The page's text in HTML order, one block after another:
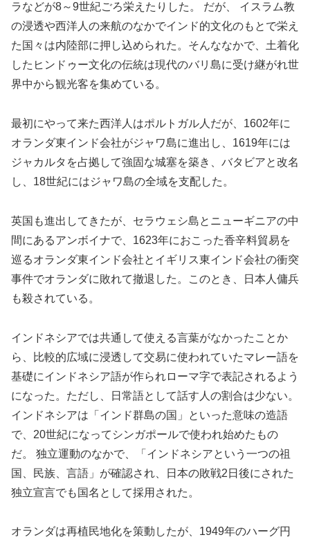
ラなどが8～9世紀ごろ栄えたりした。 だが、 イスラム教
の浸透や西洋人の来航のなかでインド的文化のもとで栄え
た国々は内陸部に押し込められた。そんななかで、土着化
したヒンドゥー文化の伝統は現代のバリ島に受け継がれ世
界中から観光客を集めている。
最初にやって来た西洋人はポルトガル人だが、1602年に
オランダ東インド会社がジャワ島に進出し、1619年には
ジャカルタを占拠して強固な城塞を築き、バタビアと改名
し、18世紀にはジャワ島の全域を支配した。
英国も進出してきたが、セラウェシ島とニューギニアの中
間にあるアンボイナで、1623年におこった香辛料貿易を
巡るオランダ東インド会社とイギリス東インド会社の衝突
事件でオランダに敗れて撤退した。このとき、日本人傭兵
も殺されている。
インドネシアでは共通して使える言葉がなかったことか
ら、比較的広域に浸透して交易に使われていたマレー語を
基礎にインドネシア語が作られローマ字で表記されるよう
になった。ただし、日常語として話す人の割合は少ない。
インドネシアは「インド群島の国」といった意味の造語
で、20世紀になってシンガポールで使われ始めたもの
だ。 独立運動のなかで、「インドネシアという一つの祖
国、民族、言語」が確認され、日本の敗戦2日後にされた
独立宣言でも国名として採用された。
オランダは再植民地化を策動したが、1949年のハーグ円